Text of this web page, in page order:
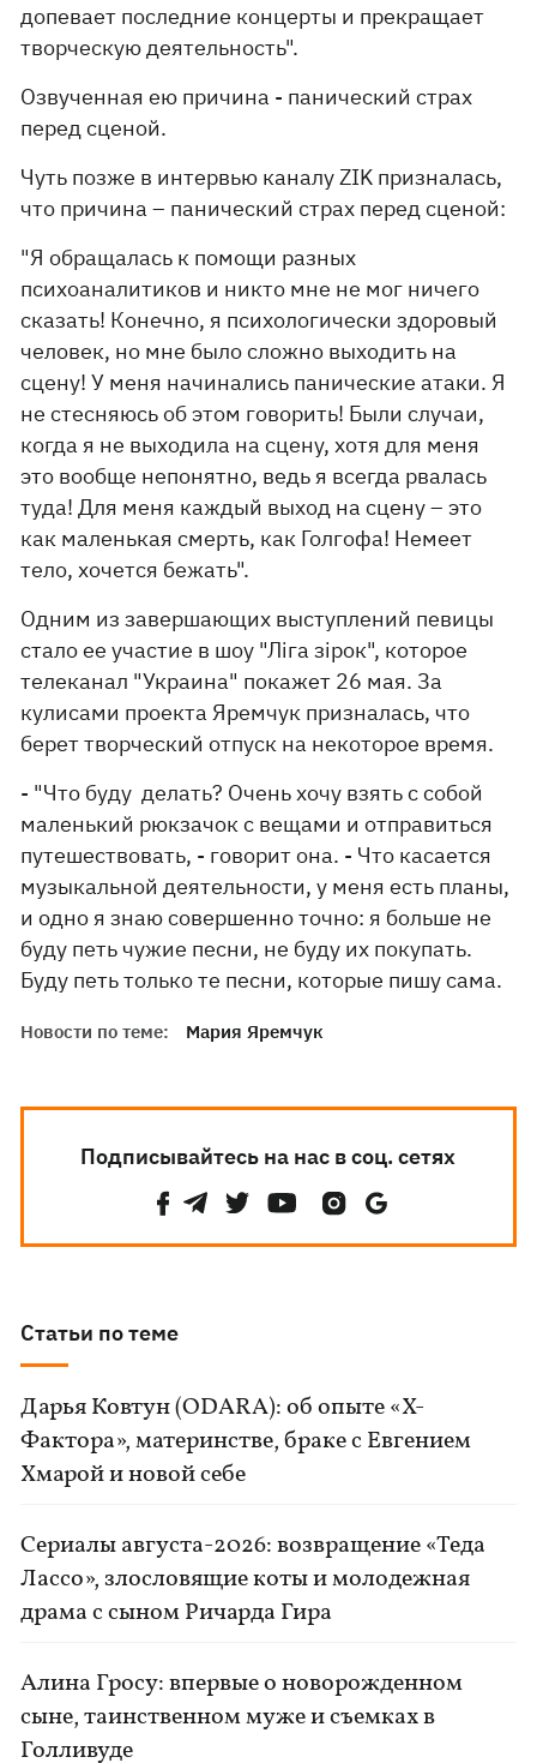
допевает последние концерты и прекращает
творческую деятельность".
Озвученная ею причина - панический страх
перед сценой.
Чуть позже в интервью каналу ZIK призналась,
что причина – панический страх перед сценой:
"Я обращалась к помощи разных
психоаналитиков и никто мне не мог ничего
сказать! Конечно, я психологически здоровый
человек, но мне было сложно выходить на
сцену! У меня начинались панические атаки. Я
не стесняюсь об этом говорить! Были случаи,
когда я не выходила на сцену, хотя для меня
это вообще непонятно, ведь я всегда рвалась
туда! Для меня каждый выход на сцену – это
как маленькая смерть, как Голгофа! Немеет
тело, хочется бежать".
Одним из завершающих выступлений певицы
стало ее участие в шоу "Ліга зірок", которое
телеканал "Украина" покажет 26 мая. За
кулисами проекта Яремчук призналась, что
берет творческий отпуск на некоторое время.
- "Что буду делать? Очень хочу взять с собой
маленький рюкзачок с вещами и отправиться
путешествовать, - говорит она. - Что касается
музыкальной деятельности, у меня есть планы,
и одно я знаю совершенно точно: я больше не
буду петь чужие песни, не буду их покупать.
Буду петь только те песни, которые пишу сама.
Новости по теме: Мария Яремчук
Подписывайтесь на нас в соц. сетях
Статьи по теме
Дарья Ковтун (ODARA): об опыте «Х-
Фактора», материнстве, браке с Евгением
Хмарой и новой себе
Сериалы августа-2026: возвращение «Теда
Лассо», злословящие коты и молодежная
драма с сыном Ричарда Гира
Алина Гросу: впервые о новорожденном
сыне, таинственном муже и съемках в
Голливуде